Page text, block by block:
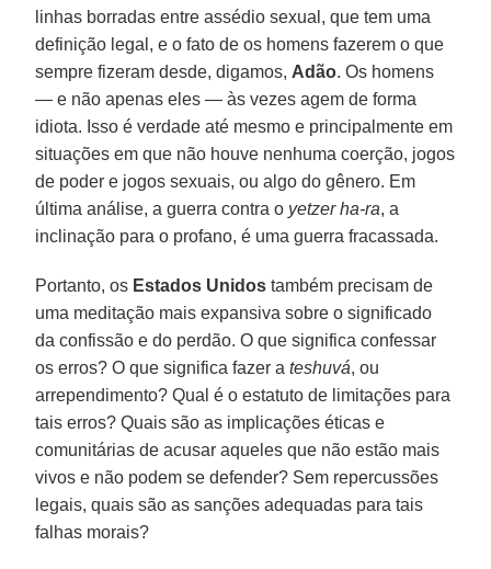
linhas borradas entre assédio sexual, que tem uma
definição legal, e o fato de os homens fazerem o que
sempre fizeram desde, digamos, Adão. Os homens
— e não apenas eles — às vezes agem de forma
idiota. Isso é verdade até mesmo e principalmente em
situações em que não houve nenhuma coerção, jogos
de poder e jogos sexuais, ou algo do gênero. Em
última análise, a guerra contra o yetzer ha-ra, a
inclinação para o profano, é uma guerra fracassada.
Portanto, os Estados Unidos também precisam de
uma meditação mais expansiva sobre o significado
da confissão e do perdão. O que significa confessar
os erros? O que significa fazer ateshuvá, ou
arrependimento? Qual é o estatuto de limitações para
tais erros? Quais são as implicações éticas e
comunitárias de acusar aqueles que não estão mais
vivos e não podem se defender? Sem repercussões
legais, quais são as sanções adequadas para tais
falhas morais?